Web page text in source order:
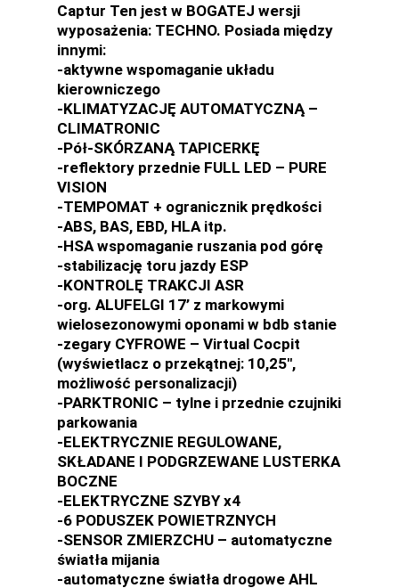
Captur Ten jest w BOGATEJ wersji
wyposażenia: TECHNO. Posiada między
innymi:
-aktywne wspomaganie układu
kierowniczego
-KLIMATYZACJĘ AUTOMATYCZNĄ –
CLIMATRONIC
-Pół-SKÓRZANĄ TAPICERKĘ
-reflektory przednie FULL LED – PURE
VISION
-TEMPOMAT + ogranicznik prędkości
-ABS, BAS, EBD, HLA itp.
-HSA wspomaganie ruszania pod górę
-stabilizację toru jazdy ESP
-KONTROLĘ TRAKCJI ASR
-org. ALUFELGI 17’ z markowymi
wielosezonowymi oponami w bdb stanie
-zegary CYFROWE – Virtual Cocpit
(wyświetlacz o przekątnej: 10,25″,
możliwość personalizacji)
-PARKTRONIC – tylne i przednie czujniki
parkowania
-ELEKTRYCZNIE REGULOWANE,
SKŁADANE I PODGRZEWANE LUSTERKA
BOCZNE
-ELEKTRYCZNE SZYBY x4
-6 PODUSZEK POWIETRZNYCH
-SENSOR ZMIERZCHU – automatyczne
światła mijania
-automatyczne światła drogowe AHL